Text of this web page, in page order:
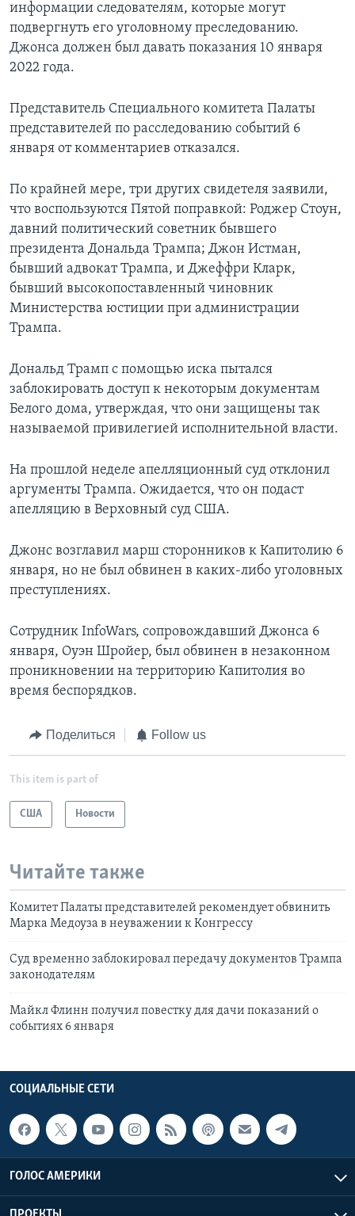
информации следователям, которые могут
подвергнуть его уголовному преследованию.
Джонса должен был давать показания 10 января
2022 года.
Представитель Специального комитета Палаты
представителей по расследованию событий 6
января от комментариев отказался.
По крайней мере, три других свидетеля заявили,
что воспользуются Пятой поправкой: Роджер Стоун,
давний политический советник бывшего
президента Дональда Трампа; Джон Истман,
бывший адвокат Трампа, и Джеффри Кларк,
бывший высокопоставленный чиновник
Министерства юстиции при администрации
Трампа.
Дональд Трамп с помощью иска пытался
заблокировать доступ к некоторым документам
Белого дома, утверждая, что они защищены так
называемой привилегией исполнительной власти.
На прошлой неделе апелляционный суд отклонил
аргументы Трампа. Ожидается, что он подаст
апелляцию в Верховный суд США.
Джонс возглавил марш сторонников к Капитолию 6
января, но не был обвинен в каких-либо уголовных
преступлениях.
Сотрудник InfoWars, сопровождавший Джонса 6
января, Оуэн Шройер, был обвинен в незаконном
проникновении на территорию Капитолия во
время беспорядков.
Поделиться Follow us
This item is part of
США Новости
Читайте также
Комитет Палаты представителей рекомендует обвинить
Марка Медоуза в неуважении к Конгрессу
Суд временно заблокировал передачу документов Трампа
законодателям
Майкл Флинн получил повестку для дачи показаний о
событиях 6 января
СОЦИАЛЬНЫЕ СЕТИ
ГОЛОС АМЕРИКИ